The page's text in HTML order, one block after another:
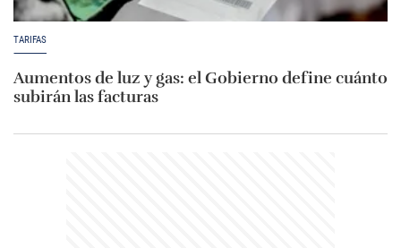
TARIFAS
Aumentos de luz y gas: el Gobierno define cuánto
subirán las facturas